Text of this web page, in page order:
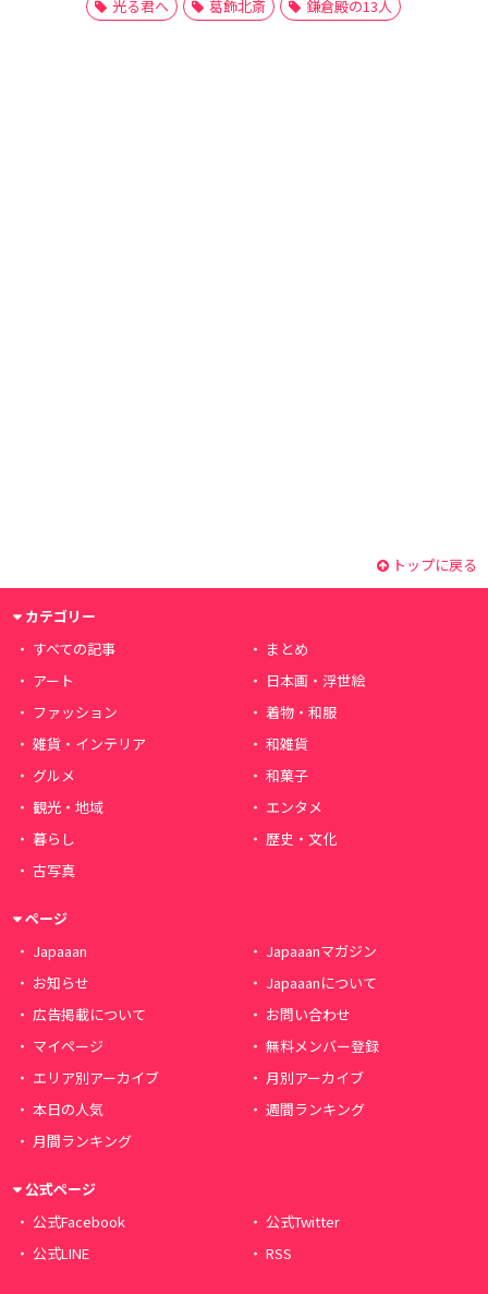
光る君へ
葛飾北斎 鎌倉殿の13人
トップに戻る
カテゴリー
すべての記事
まとめ
アート
日本画・浮世絵
ファッション
着物・和服
雑貨・インテリア
和雑貨
グルメ
和菓子
観光・地域
エンタメ
暮らし
歴史・文化
古写真
ページ
Japaaan
Japaaanマガジン
お知らせ
Japaaanについて
広告掲載について
お問い合わせ
マイページ
無料メンバー登録
エリア別アーカイブ
月別アーカイブ
本日の人気
週間ランキング
月間ランキング
公式ページ
公式Facebook
公式Twitter
公式LINE
RSS